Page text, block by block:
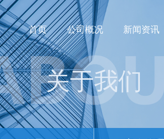
首页 公司概况 新闻资讯
关于我们